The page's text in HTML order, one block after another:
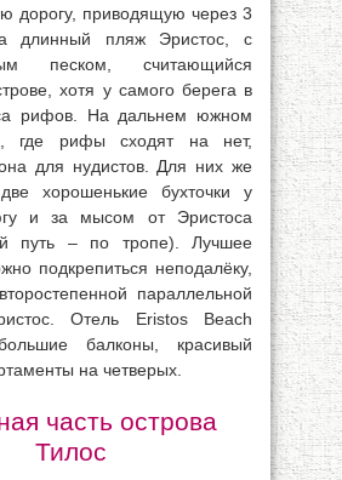
дорогу, приводящую через 3
длинный пляж Эристос, с
песком, считающийся
хотя у самого берега в
рифов. На дальнем южном
где рифы сходят на нет,
для нудистов. Для них же
хорошенькие бухточки у
и за мысом от Эристоса
путь – по тропе). Лучшее
подкрепиться неподалёку,
параллельной
Отель Eristos Beach
балконы, красивый
на четверых.
часть острова
Тилос